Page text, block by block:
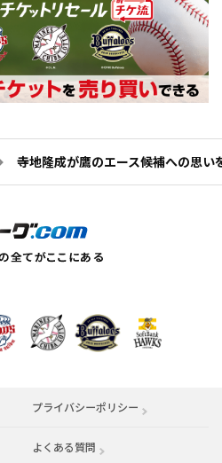
寺地隆成が鷹のエース候補への思い
プライバシーポリシー
よくある質問